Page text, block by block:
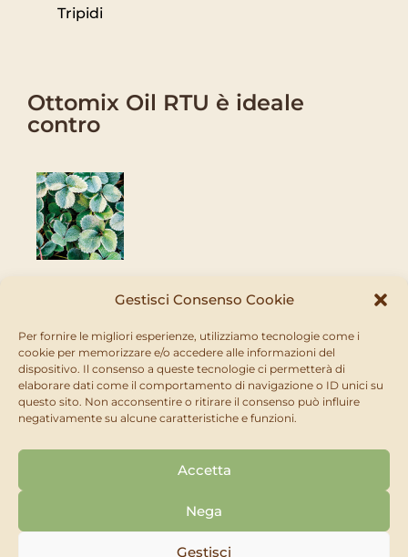
Gestisci Consenso Cookie
Per fornire le migliori esperienze, utilizziamo tecnologie come i
cookie per memorizzare e/o accedere alle informazioni del
dispositivo. Il consenso a queste tecnologie ci permetterà di
elaborare dati come il comportamento di navigazione o ID unici su
questo sito. Non acconsentire o ritirare il consenso può influire
negativamente su alcune caratteristiche e funzioni.
Accetta
Nega
Gestisci
Tripidi
Ottomix Oil RTU è ideale
contro
Periodo d'impiego